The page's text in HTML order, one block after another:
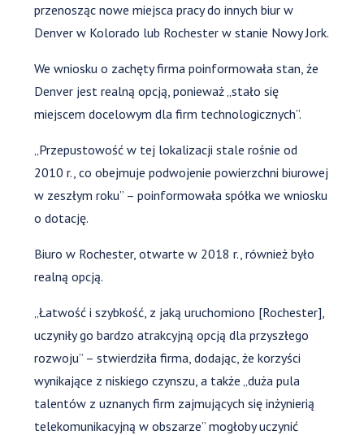
przenosząc nowe miejsca pracy do innych biur w
Denver w Kolorado lub Rochester w stanie Nowy Jork.
We wniosku o zachęty firma poinformowała stan, że
Denver jest realną opcją, ponieważ „stało się
miejscem docelowym dla firm technologicznych”.
„Przepustowość w tej lokalizacji stale rośnie od
2010 r., co obejmuje podwojenie powierzchni biurowej
w zeszłym roku” – poinformowała spółka we wniosku
o dotację.
Biuro w Rochester, otwarte w 2018 r., również było
realną opcją.
„Łatwość i szybkość, z jaką uruchomiono [Rochester],
uczyniły go bardzo atrakcyjną opcją dla przyszłego
rozwoju” – stwierdziła firma, dodając, że korzyści
wynikające z niskiego czynszu, a także „duża pula
talentów z uznanych firm zajmujących się inżynierią
telekomunikacyjną w obszarze” mogłoby uczynić